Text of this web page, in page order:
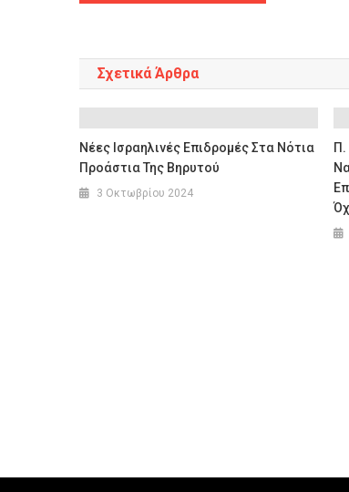
Σχετικά Άρθρα
Νέες Ισραηλινές Επιδρομές Στα Νότια
Προάστια Της Βηρυτού
3 Οκτωβρίου 2024
Π.